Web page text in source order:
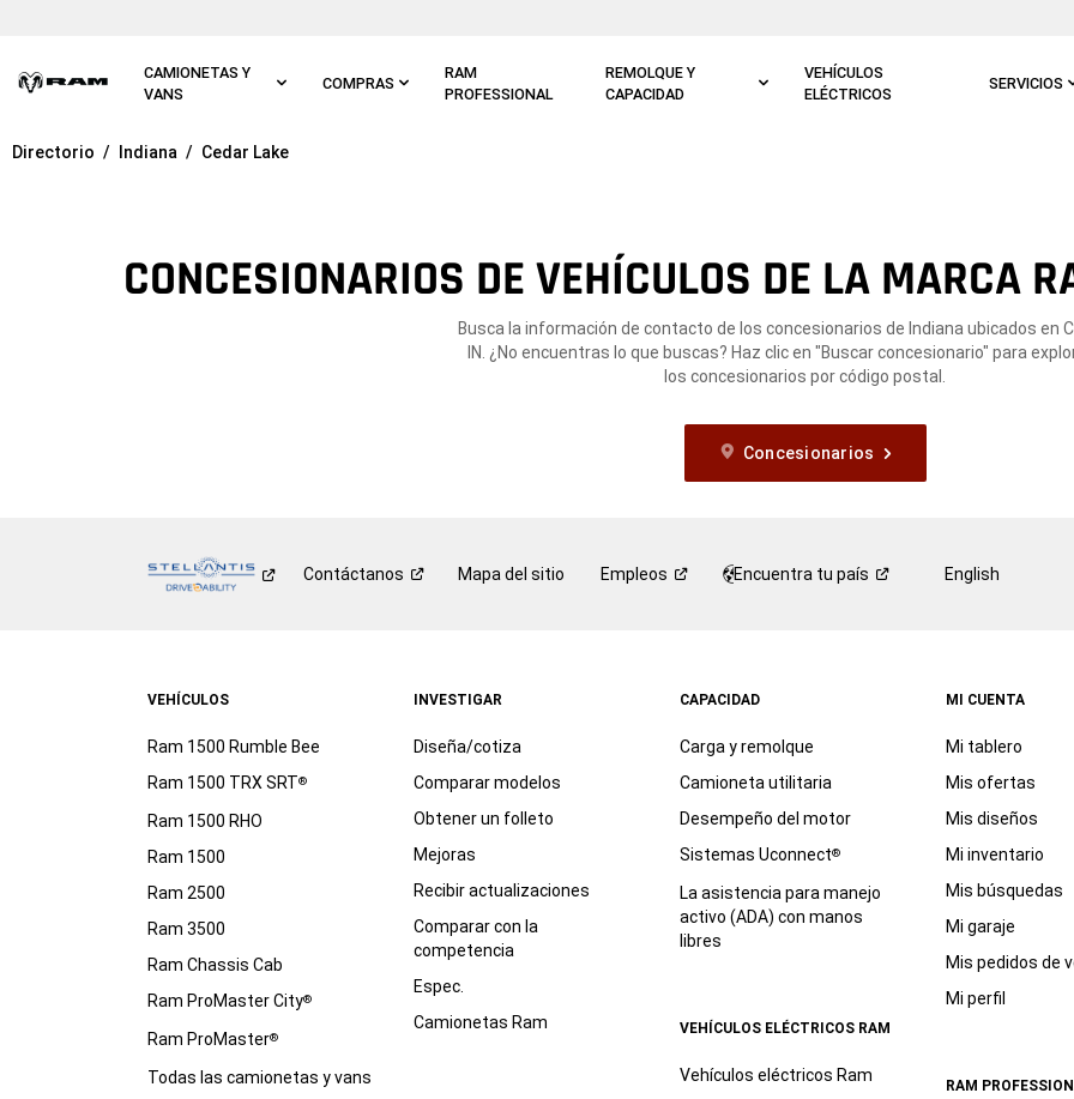
CAMIONETAS Y
VANS
COMPRAS
RAM
PROFESSIONAL
REMOLQUE Y
CAPACIDAD
VEHÍCULOS
ELÉCTRICOS
SERVICIOS
Ir a
Directorio Indiana Cedar Lake
CONCESIONARIOS DE VEHÍCULOS DE LA MARCA
Busca la información de contacto de los concesionarios de Indiana ubicados en
IN. ¿No encuentras lo que buscas? Haz clic en "Buscar concesionario" para
los concesionarios por código postal.
Concesionarios
Contáctanos Mapa del sitio Empleos Encuentra tu país English
VEHÍCULOS
Ram 1500 Rumble Bee
Ram 1500 TRX SRT®
Ram 1500 RHO
Ram 1500
Ram 2500
Ram 3500
Ram Chassis Cab
Ram ProMaster City®
Ram ProMaster®
Todas las camionetas y vans
INVESTIGAR
Diseña/cotiza
Comparar modelos
Obtener un folleto
Mejoras
Recibir actualizaciones
Comparar con la
competencia
Espec.
Camionetas Ram
CAPACIDAD
Carga y remolque
Camioneta utilitaria
Desempeño del motor
Sistemas Uconnect®
La asistencia para manejo
activo (ADA) con manos
libres
VEHÍCULOS ELÉCTRICOS RAM
Vehículos eléctricos Ram
MI CUENTA
Mi tablero
Mis ofertas
Mis diseños
Mi inventario
Mis búsquedas
Mi garaje
Mis pedidos de
Mi perfil
RAM